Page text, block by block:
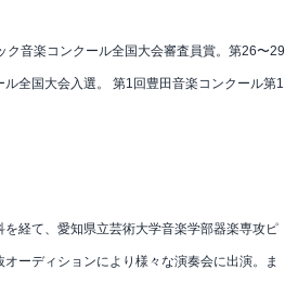
ク音楽コンクール全国大会審査員賞。第26〜29
全国大会入選。 第1回豊田音楽コンクール第1
OG。
経て、愛知県立芸術大学音楽学部器楽専攻ピ
ーディションにより様々な演奏会に出演。ま